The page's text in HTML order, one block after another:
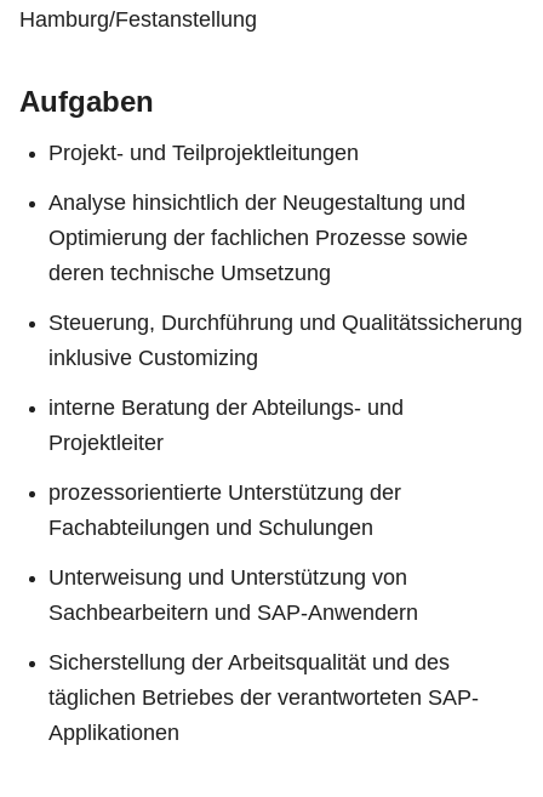
Hamburg/Festanstellung
Aufgaben
Projekt- und Teilprojektleitungen
Analyse hinsichtlich der Neugestaltung und
Optimierung der fachlichen Prozesse sowie
deren technische Umsetzung
Steuerung, Durchführung und Qualitätssicherung
inklusive Customizing
interne Beratung der Abteilungs- und
Projektleiter
prozessorientierte Unterstützung der
Fachabteilungen und Schulungen
Unterweisung und Unterstützung von
Sachbearbeitern und SAP-Anwendern
Sicherstellung der Arbeitsqualität und des
täglichen Betriebes der verantworteten SAP-
Applikationen